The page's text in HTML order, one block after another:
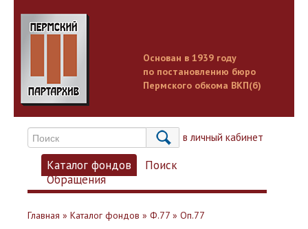
Основан в 1939 году
по постановлению бюро
Пермского обкома ВКП(б)
Вход в личный кабинет
Каталог фондов
Поиск
Обращения
Главная » Каталог фондов » Ф.77 » Оп.77